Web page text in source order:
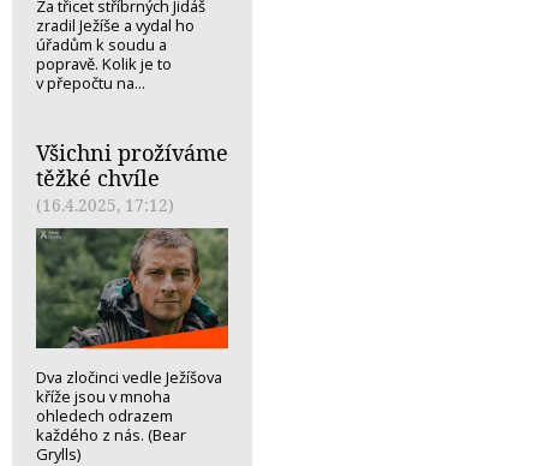
Za třicet stříbrných Jidáš
zradil Ježíše a vydal ho
úřadům k soudu a
popravě. Kolik je to
v přepočtu na...
Všichni prožíváme
těžké chvíle
(16.4.2025, 17:12)
Dva zločinci vedle Ježíšova
kříže jsou v mnoha
ohledech odrazem
každého z nás. (Bear
Grylls)